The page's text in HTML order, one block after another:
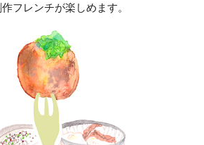
フレンチが楽しめます。